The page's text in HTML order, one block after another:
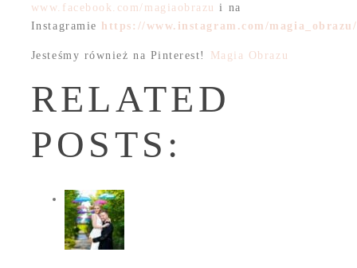
www.facebook.com/magiaobrazu i na
Instagramie
https://www.instagram.com/magia_obrazu/
Jesteśmy również na Pinterest! Magia Obrazu
RELATED
POSTS: